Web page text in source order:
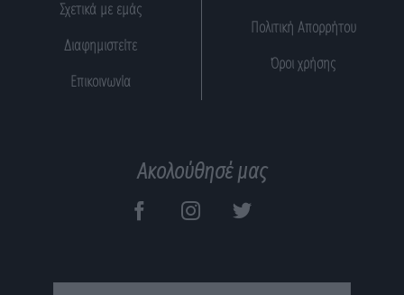
Σχετικά με εμάς
Διαφημιστείτε
Επικοινωνία
Πολιτική Απορρήτου
Όροι χρήσης
Ακολούθησέ μας